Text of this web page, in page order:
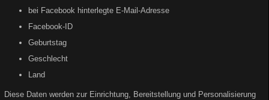
bei Facebook hinterlegte E-Mail-Adresse
Facebook-ID
Geburtstag
Geschlecht
Land
Diese Daten werden zur Einrichtung, Bereitstellung und Personalisierung